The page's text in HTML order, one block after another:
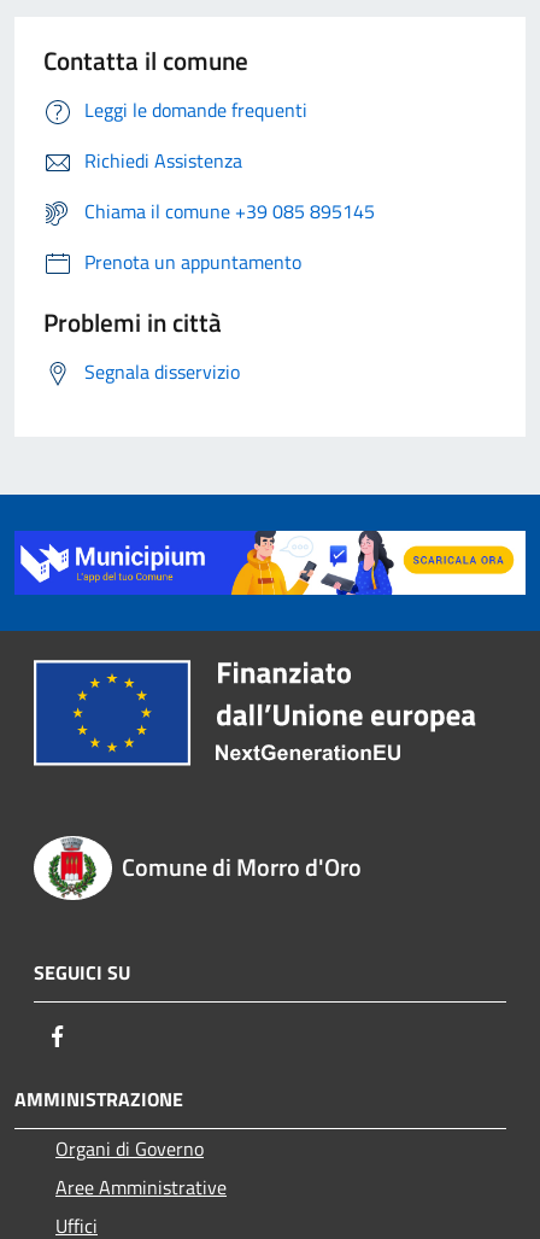
Contatta il comune
Leggi le domande frequenti
Richiedi Assistenza
Chiama il comune +39 085 895145
Prenota un appuntamento
Problemi in città
Segnala disservizio
Comune di Morro d'Oro
SEGUICI SU
AMMINISTRAZIONE
Organi di Governo
Aree Amministrative
Uffici